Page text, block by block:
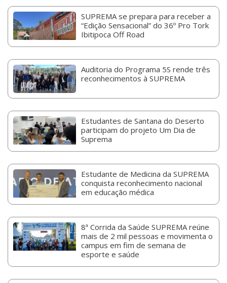
SUPREMA se prepara para receber a
“Edição Sensacional” do 36º Pro Tork
Ibitipoca Off Road
Auditoria do Programa 5S rende três
reconhecimentos à SUPREMA
Estudantes de Santana do Deserto
participam do projeto Um Dia de
Suprema
Estudante de Medicina da SUPREMA
conquista reconhecimento nacional
em educação médica
8ª Corrida da Saúde SUPREMA reúne
mais de 2 mil pessoas e movimenta o
campus em fim de semana de
esporte e saúde